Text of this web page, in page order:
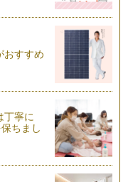
ひとかけらまで美味し
つ食べますか？ その
。「おうちでパン作る
カミカミしよう
、離乳食初期にパン粥
おすすめ
丁寧に
ちまし